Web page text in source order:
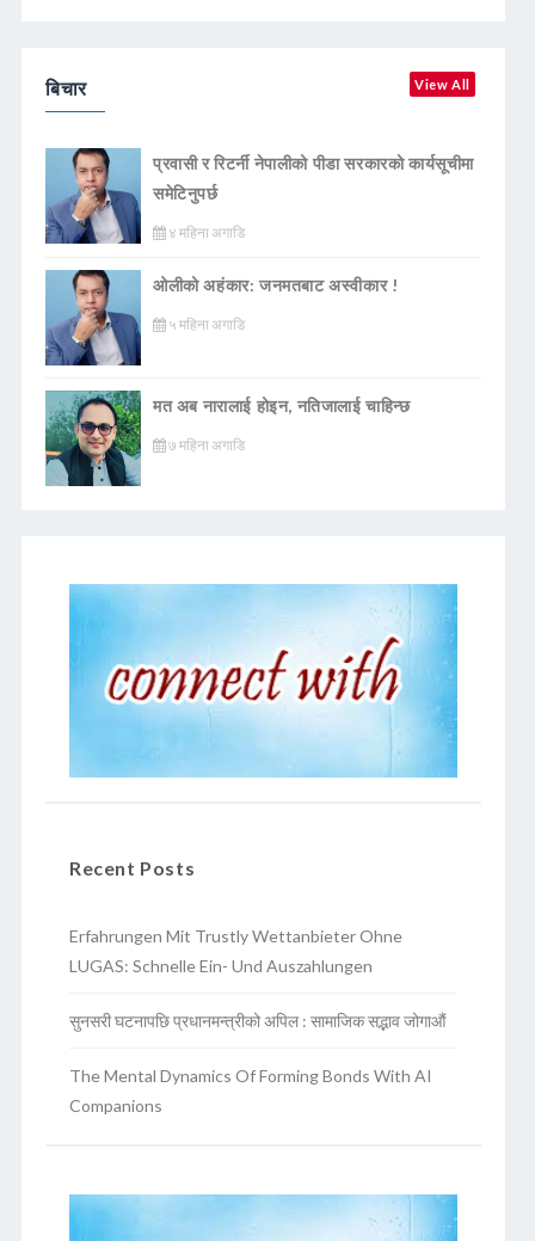
बिचार View All
प्रवासी र रिटर्नी नेपालीको पीडा सरकारको कार्यसूचीमा
समेटिनुपर्छ
४ महिना अगाडि
ओलीको अहंकार: जनमतबाट अस्वीकार !
५ महिना अगाडि
मत अब नारालाई होइन, नतिजालाई चाहिन्छ
७ महिना अगाडि
Recent Posts
Erfahrungen Mit Trustly Wettanbieter Ohne
LUGAS: Schnelle Ein- Und Auszahlungen
सुनसरी घटनापछि प्रधानमन्त्रीको अपिल : सामाजिक सद्भाव जोगाऔं
The Mental Dynamics Of Forming Bonds With AI
Companions